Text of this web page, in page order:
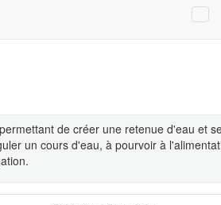
de créer une retenue d'eau et
un cours d'eau, à pourvoir à